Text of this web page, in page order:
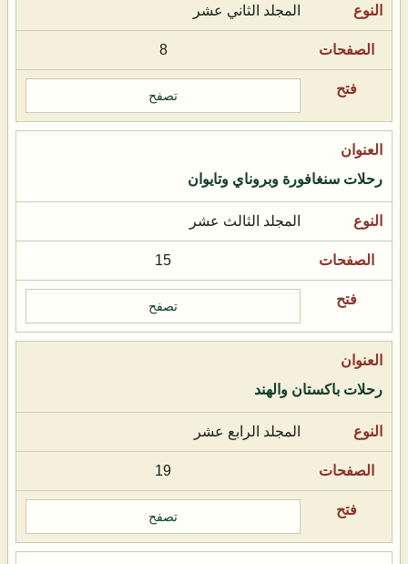
المجلد الثاني عشر
8
تصفح
رحلات سنغافورة وبروناي وتايوان
المجلد الثالث عشر
15
تصفح
رحلات باكستان والهند
المجلد الرابع عشر
19
تصفح